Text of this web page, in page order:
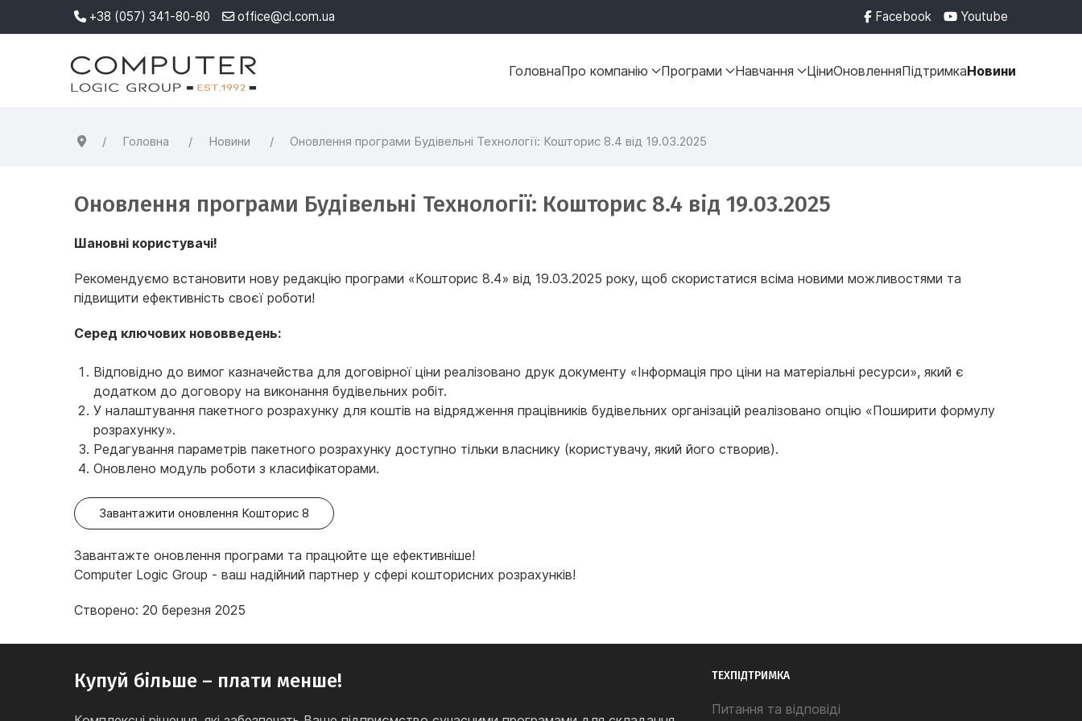
+38 (057) 341-80-80 office@cl.com.ua Facebook Youtube
ГоловнаПро компанію Програми Навчання ЦіниОновленняПідтримкаНовини
Головна Новини Оновлення програми Будівельні Технології: Кошторис 8.4 від 19.03.2025
Оновлення програми Будівельні Технології: Кошторис 8.4 від 19.03.2025
Шановні користувачі!
Рекомендуємо встановити нову редакцію програми «Кошторис 8.4» від 19.03.2025 року, щоб скористатися всіма новими можливостями та
підвищити ефективність своєї роботи!
Серед ключових нововведень:
Відповідно до вимог казначейства для договірної ціни реалізовано друк документу «Інформація про ціни на матеріальні ресурси», який є
додатком до договору на виконання будівельних робіт.
У налаштування пакетного розрахунку для коштів на відрядження працівників будівельних організацій реалізовано опцію «Поширити формулу
розрахунку».
Редагування параметрів пакетного розрахунку доступно тільки власнику (користувачу, який його створив).
Оновлено модуль роботи з класифікаторами.
Завантажити оновлення Кошторис 8
Завантажте оновлення програми та працюйте ще ефективніше!
Computer Logic Group - ваш надійний партнер у сфері кошторисних розрахунків!
Створено: 20 березня 2025
Купуй більше – плати менше! ТЕХПІДТРИМКА
Питання та відповіді